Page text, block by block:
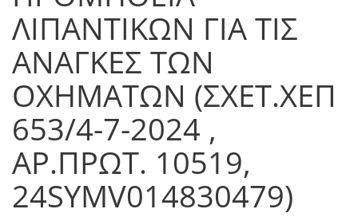
ΛΙΠΑΝΤΙΚΩΝ ΓΙΑ ΤΙΣ
ΑΝΑΓΚΕΣ ΤΩΝ
ΟΧΗΜΑΤΩΝ (ΣΧΕΤ.ΧΕΠ
653/4-7-2024 ,
ΑΡ.ΠΡΩΤ. 10519,
24SYMV014830479)